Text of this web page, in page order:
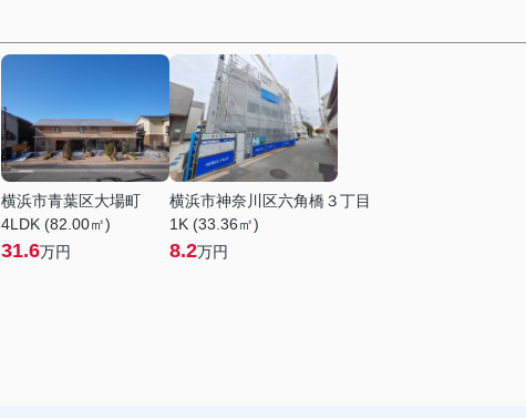
横浜市青葉区大場町
4LDK (82.00㎡)
31.6万円
横浜市神奈川区六角橋３丁目
1K (33.36㎡)
8.2万円